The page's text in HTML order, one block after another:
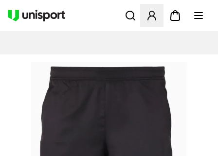
Opent een venster om in